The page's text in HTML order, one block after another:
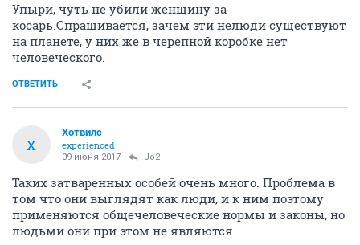
Упыри, чуть не убили женщину за
косарь.Спрашивается, зачем эти нелюди существуют
на планете, у них же в черепной коробке нет
человеческого.
ОТВЕТИТЬ
Х
Хотвилс
experienced
09 июня 2017 Jo2
Таких затваренных особей очень много. Проблема в
том что они выглядят как люди, и к ним поэтому
применяются общечеловеческие нормы и законы, но
людьми они при этом не являются.